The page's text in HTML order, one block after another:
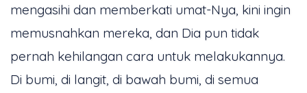
mengasihi dan memberkati umat-Nya, kini ingin
memusnahkan mereka, dan Dia pun tidak
pernah kehilangan cara untuk melakukannya.
Di bumi, di langit, di bawah bumi, di semua